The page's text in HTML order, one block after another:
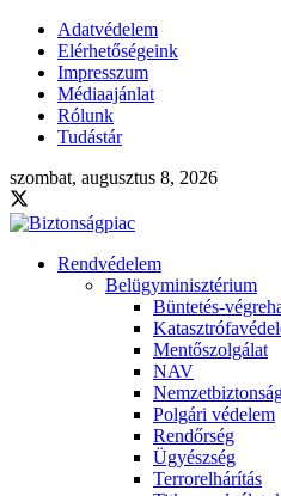
Adatvédelem
Elérhetőségeink
Impresszum
Médiaajánlat
Rólunk
Tudástár
szombat, augusztus 8, 2026
Rendvédelem
Belügyminisztérium
Büntetés-
Mentőszolgálat
NAV
Polgári védelem
Rendőrség
Ügyészség
Terrorelhárítás